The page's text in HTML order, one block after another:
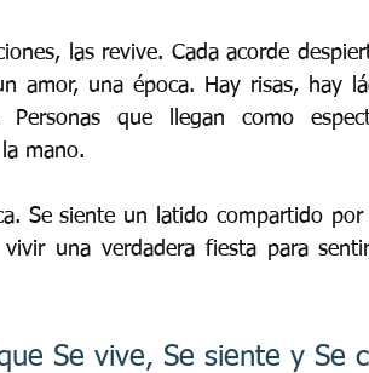
las revive. Cada acorde
amor, una época. Hay risas, hay
Personas que llegan como
mano.
Se siente un latido compartido
una verdadera fiesta para
Se vive, Se siente y Se